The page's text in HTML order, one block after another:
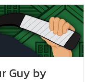
ำเนินเ...
Guy by